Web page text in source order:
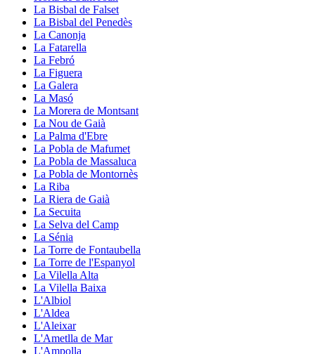
La Bisbal de Falset
La Bisbal del Penedès
La Canonja
La Fatarella
La Febró
La Figuera
La Galera
La Masó
La Morera de Montsant
La Nou de Gaià
La Palma d'Ebre
La Pobla de Mafumet
La Pobla de Massaluca
La Pobla de Montornès
La Riba
La Riera de Gaià
La Secuita
La Selva del Camp
La Sénia
La Torre de Fontaubella
La Torre de l'Espanyol
La Vilella Alta
La Vilella Baixa
L'Albiol
L'Aldea
L'Aleixar
L'Ametlla de Mar
L'Ampolla